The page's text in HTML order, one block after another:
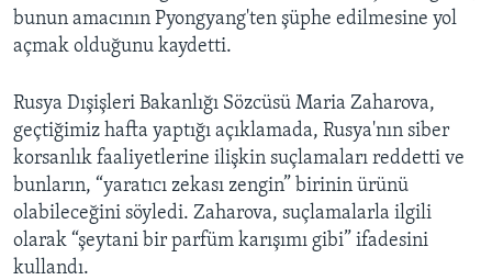
bunun amacının Pyongyang'ten şüphe edilmesine yol
açmak olduğunu kaydetti.
Rusya Dışişleri Bakanlığı Sözcüsü Maria Zaharova,
geçtiğimiz hafta yaptığı açıklamada, Rusya'nın siber
korsanlık faaliyetlerine ilişkin suçlamaları reddetti ve
bunların, “yaratıcı zekası zengin” birinin ürünü
olabileceğini söyledi. Zaharova, suçlamalarla ilgili
olarak “şeytani bir parfüm karışımı gibi” ifadesini
kullandı.